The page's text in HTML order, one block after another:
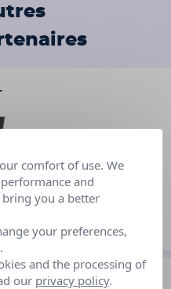
comfort of use. We
and
you a better
your preferences,
and the processing of
our privacy policy.